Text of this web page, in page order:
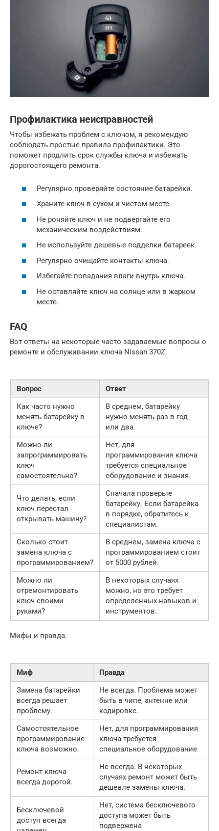
Профилактика неисправностей
Чтобы избежать проблем с ключом, я рекомендую
соблюдать простые правила профилактики. Это
поможет продлить срок службы ключа и избежать
дорогостоящего ремонта.
Регулярно проверяйте состояние батарейки.
Храните ключ в сухом и чистом месте.
Не роняйте ключ и не подвергайте его
механическим воздействиям.
Не используйте дешевые подделки батареек.
Регулярно очищайте контакты ключа.
Избегайте попадания влаги внутрь ключа.
Не оставляйте ключ на солнце или в жарком
месте.
FAQ
Вот ответы на некоторые часто задаваемые вопросы о
ремонте и обслуживании ключа Nissan 370Z.
Вопрос
Ответ
Как часто нужно
менять батарейку в
ключе?
В среднем, батарейку
нужно менять раз в год
или два.
Можно ли
запрограммировать
ключ
самостоятельно?
Нет, для
программирования ключа
требуется специальное
оборудование и знания.
Что делать, если
ключ перестал
открывать машину?
Сначала проверьте
батарейку. Если батарейка
в порядке, обратитесь к
специалистам.
Сколько стоит
замена ключа с
программированием?
В среднем, замена ключа с
программированием стоит
от 5000 рублей.
Можно ли
отремонтировать
ключ своими
руками?
В некоторых случаях
можно, но это требует
определенных навыков и
инструментов.
Мифы и правда:
Миф
Правда
Замена батарейки
всегда решает
проблему.
Не всегда. Проблема может
быть в чипе, антенне или
кодировке.
Самостоятельное
программирование
ключа возможно.
Нет, для программирования
ключа требуется
специальное оборудование.
Ремонт ключа
всегда дорогой.
Не всегда. В некоторых
случаях ремонт может быть
дешевле замены ключа.
Бесключевой
доступ всегда
Нет, система бесключевого
доступа может быть
подвержена